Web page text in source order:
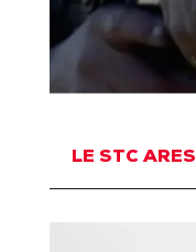
LE STC ARES